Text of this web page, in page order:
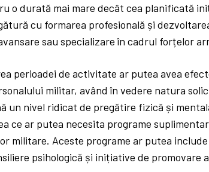
o durată mai mare decât cea planificată
cu formarea profesională și
sau specializare în cadrul forțelor
perioadei de activitate ar putea avea
militar, având în vedere natura
un nivel ridicat de pregătire fizică și
ce ar putea necesita programe
militare. Aceste programe ar putea
psihologică și inițiative de promovare